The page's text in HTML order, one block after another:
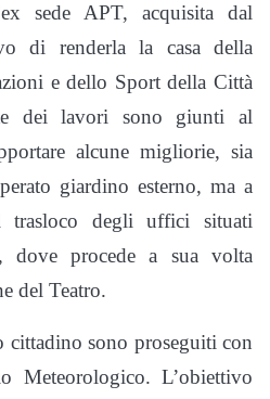
sede APT, acquisita dal
di renderla la casa della
e dello Sport della Città
dei lavori sono giunti al
alcune migliorie, sia
giardino esterno, ma a
trasloco degli uffici situati
dove procede a sua volta
del Teatro.
sono proseguiti con
Meteorologico. L’obiettivo